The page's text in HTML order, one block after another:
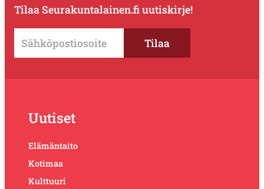
Tilaa Seurakuntalainen.fi uutiskirje!
Uutiset
Elämäntaito
Kotimaa
Kulttuuri